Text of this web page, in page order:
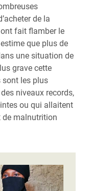
de la
fait flamber le
que plus de
une situation de
grave cette
sont les plus
niveaux records,
ou qui allaitent
de malnutrition